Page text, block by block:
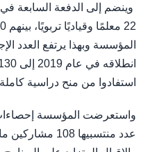
المؤسسة وبهذا يرتفع العدد
استفادوا من منح دراسية
واستعرضت المؤسسة إحصاءات
عدد منتسبيها